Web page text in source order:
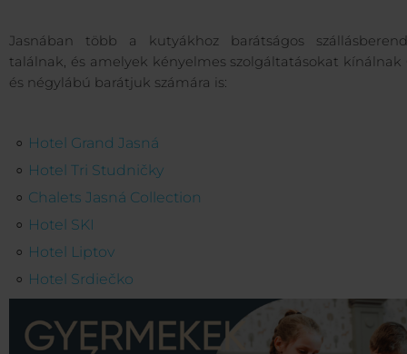
Jasnában több a kutyákhoz barátságos
találnak, és amelyek kényelmes szolgáltatásokat kínálnak
és négylábú barátjuk számára is:
Hotel Grand Jasná
Hotel Tri Studničky
Chalets Jasná Collection
Hotel SKI
Hotel Liptov
Hotel Srdiečko